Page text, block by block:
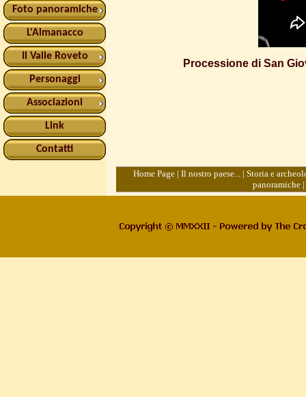
Foto panoramiche
L'Almanacco
Il Valle Roveto
Personaggi
Associazioni
Link
Contatti
Processione di San
Home Page | Il nostro paese... | Storia e
panoramiche|